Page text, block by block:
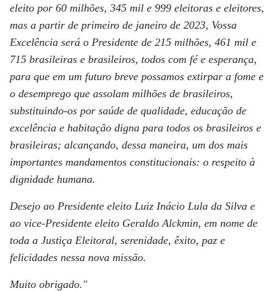
eleito por 60 milhões, 345 mil e 999 eleitoras e eleitores,
mas a partir de primeiro de janeiro de 2023, Vossa
Excelência será o Presidente de 215 milhões, 461 mil e
715 brasileiras e brasileiros, todos com fé e esperança,
para que em um futuro breve possamos extirpar a fome e
o desemprego que assolam milhões de brasileiros,
substituindo-os por saúde de qualidade, educação de
excelência e habitação digna para todos os brasileiros e
brasileiras; alcançando, dessa maneira, um dos mais
importantes mandamentos constitucionais: o respeito à
dignidade humana.
Desejo ao Presidente eleito Luiz Inácio Lula da Silva e
ao vice-Presidente eleito Geraldo Alckmin, em nome de
toda a Justiça Eleitoral, serenidade, êxito, paz e
felicidades nessa nova missão.
Muito obrigado."